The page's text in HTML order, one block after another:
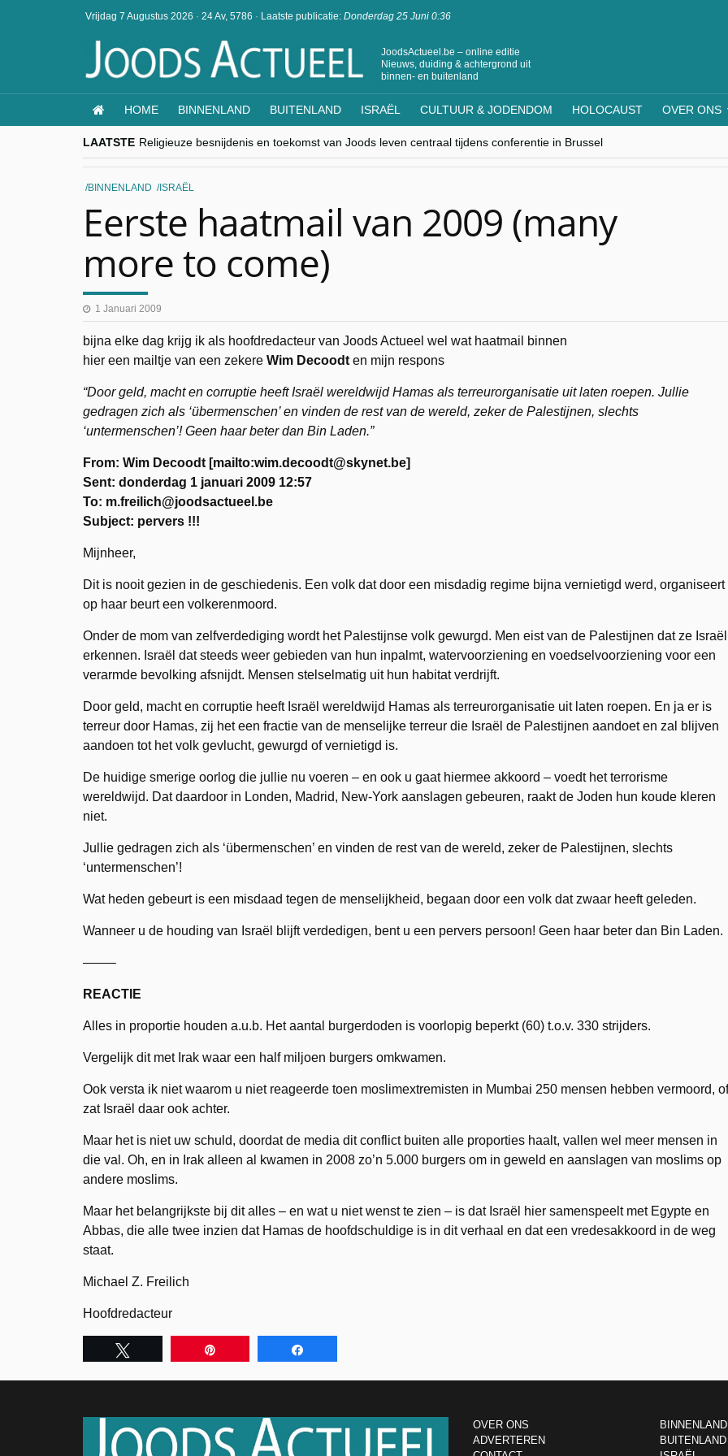
Vrijdag 7 Augustus 2026 · 24 Av, 5786 · Laatste publicatie: Donderdag 25 Juni 0:36
JoodsActueel.be – online editie
Nieuws, duiding & achtergrond uit
binnen- en buitenland
HOME BINNENLAND BUITENLAND ISRAËL CULTUUR & JODENDOM HOLOCAUST OVER ONS
LAATSTE Religieuze besnijdenis en toekomst van Joods leven centraal tijdens conferentie in Brussel
“Besnijdenisdebat toont hoe moeilijk seculiere Westen minderheden begrijpt”, Jinnih Beels (Vooruit)
CITYTRIP | ROEMENIË – Boekarest: de verrassing van Oost-Europa
“Vandaag zit elke Jood in België op de beklaagdenbank”
BINNENLAND ISRAËL
Eerste haatmail van 2009 (many
more to come)
1 Januari 2009
bijna elke dag krijg ik als hoofdredacteur van Joods Actueel wel wat haatmail binnen
hier een mailtje van een zekere Wim Decoodt en mijn respons
“Door geld, macht en corruptie heeft Israël wereldwijd Hamas als terreurorganisatie uit laten roepen. Jullie
gedragen zich als ‘übermenschen’ en vinden de rest van de wereld, zeker de Palestijnen, slechts
‘untermenschen’! Geen haar beter dan Bin Laden.”
From: Wim Decoodt [mailto:wim.decoodt@skynet.be]
Sent: donderdag 1 januari 2009 12:57
To: m.freilich@joodsactueel.be
Subject: pervers !!!
Mijnheer,
Dit is nooit gezien in de geschiedenis. Een volk dat door een misdadig regime bijna vernietigd werd, organiseert
op haar beurt een volkerenmoord.
Onder de mom van zelfverdediging wordt het Palestijnse volk gewurgd. Men eist van de Palestijnen dat ze Israël
erkennen. Israël dat steeds weer gebieden van hun inpalmt, watervoorziening en voedselvoorziening voor een
verarmde bevolking afsnijdt. Mensen stelselmatig uit hun habitat verdrijft.
Door geld, macht en corruptie heeft Israël wereldwijd Hamas als terreurorganisatie uit laten roepen. En ja er is
terreur door Hamas, zij het een fractie van de menselijke terreur die Israël de Palestijnen aandoet en zal blijven
aandoen tot het volk gevlucht, gewurgd of vernietigd is.
De huidige smerige oorlog die jullie nu voeren – en ook u gaat hiermee akkoord – voedt het terrorisme
wereldwijd. Dat daardoor in Londen, Madrid, New-York aanslagen gebeuren, raakt de Joden hun koude kleren
niet.
Jullie gedragen zich als ‘übermenschen’ en vinden de rest van de wereld, zeker de Palestijnen, slechts
‘untermenschen’!
Wat heden gebeurt is een misdaad tegen de menselijkheid, begaan door een volk dat zwaar heeft geleden.
Wanneer u de houding van Israël blijft verdedigen, bent u een pervers persoon! Geen haar beter dan Bin Laden.
——–
REACTIE
Alles in proportie houden a.u.b. Het aantal burgerdoden is voorlopig beperkt (60) t.o.v. 330 strijders.
Vergelijk dit met Irak waar een half miljoen burgers omkwamen.
Ook versta ik niet waarom u niet reageerde toen moslimextremisten in Mumbai 250 mensen hebben vermoord, of
zat Israël daar ook achter.
Maar het is niet uw schuld, doordat de media dit conflict buiten alle proporties haalt, vallen wel meer mensen in
die val. Oh, en in Irak alleen al kwamen in 2008 zo’n 5.000 burgers om in geweld en aanslagen van moslims op
andere moslims.
Maar het belangrijkste bij dit alles – en wat u niet wenst te zien – is dat Israël hier samenspeelt met Egypte en
Abbas, die alle twee inzien dat Hamas de hoofdschuldige is in dit verhaal en dat een vredesakkoord in de weg
staat.
Michael Z. Freilich
Hoofdredacteur
OVER ONS
ADVERTEREN
BINNENLAND
BUITENLAND